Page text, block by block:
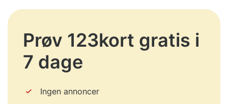
Prøv 123kort gratis i
7 dage
Ingen annoncer